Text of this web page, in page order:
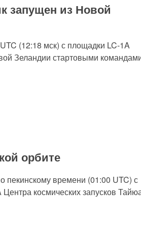
запущен из Новой
(12:18 мск) с площадки LC-1A
Зеландии стартовыми
орбите
пекинскому времени (01:00 UTC) с
космических запусков